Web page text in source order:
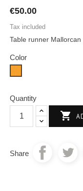
€50.00
Tax included
Table runner
Color
Quantity

Share